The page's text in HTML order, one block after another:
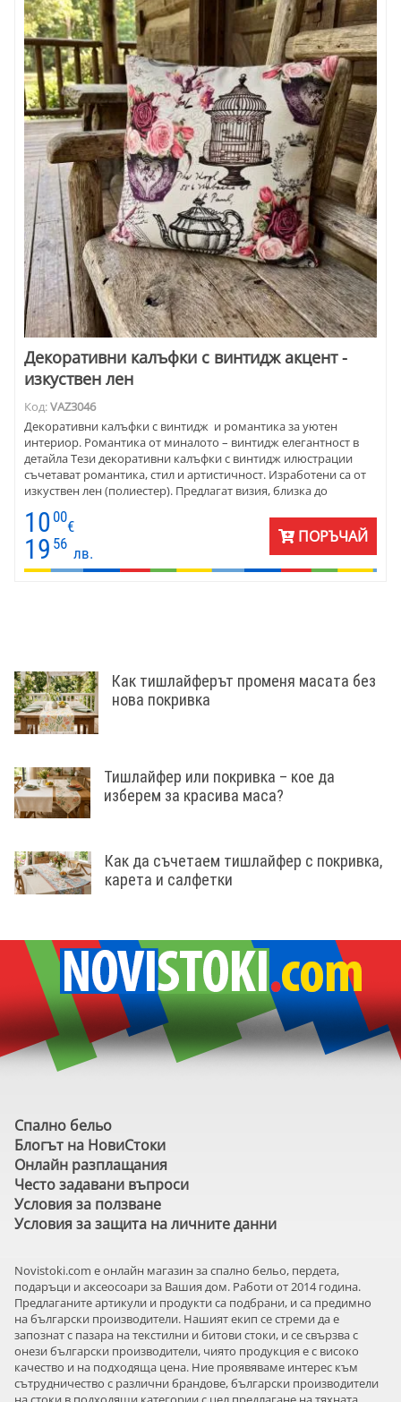
Декоративни калъфки с винтидж акцент -
изкуствен лен
Код:VAZ3046
Декоративни калъфки с винтидж и романтика за уютен
интериор. Романтика от миналото – винтидж елегантност в
детайла Тези декоративни калъфки с винтидж илюстрации
съчетават романтика, стил и артистичност. Изработени са от
изкуствен лен (полиестер). Предлагат визия, близка до
Размер 45х45 см, едностранен дизайн и дискретен цип за
удобство. Предлагат се поединично или в комплект от 2 –
идеални за уютен дом с характер.
10 00
€
19 56
лв.
ПОРЪЧАЙ
Как тишлайферът променя масата без
нова покривка
Тишлайфер или покривка – кое да
изберем за красива маса?
Как да съчетаем тишлайфер с покривка,
карета и салфетки
Спално бельо
Блогът на НовиСтоки
Онлайн разплащания
Често задавани въпроси
Условия за ползване
Условия за защита на личните данни
Novistoki.com e онлайн магазин за спално бельо, пердета,
подаръци и аксеосоари за Вашия дом. Работи от 2014 година.
Предлаганите артикули и продукти са подбрани, и са предимно
на български производители. Нашият екип се стреми да е
запознат с пазара на текстилни и битови стоки, и се свързва с
онези български производители, чиято продукция е с високо
качество и на подходяща цена. Ние проявяваме интерес към
сътрудничество с различни брандове, български производители